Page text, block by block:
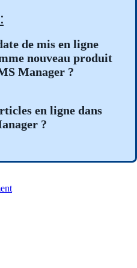
de mis en ligne
nouveau produit
Manager ?
en ligne dans
?